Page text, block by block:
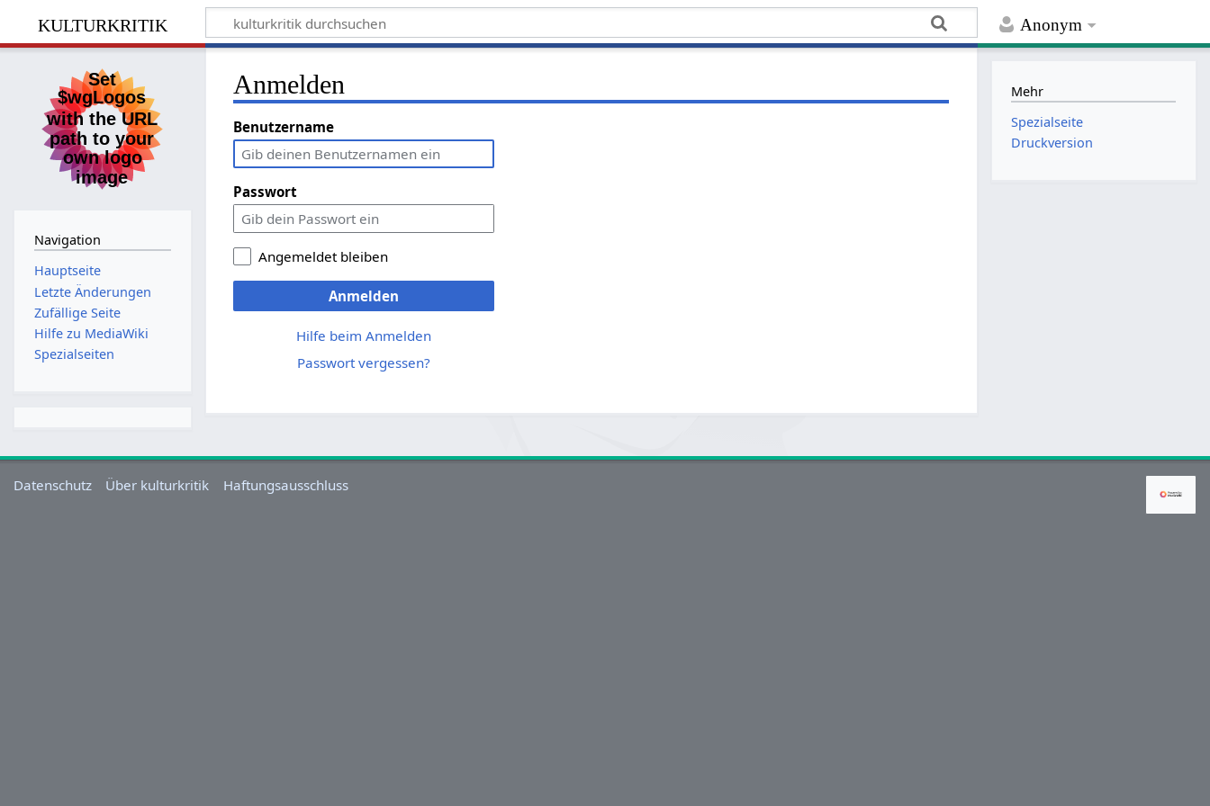
Anonym
kulturkritik
Anmelden
Benutzername
Passwort
Angemeldet bleiben
Anmelden
Hilfe beim Anmelden
Passwort vergessen?
Navigation
Hauptseite
Letzte Änderungen
Zufällige Seite
Hilfe zu MediaWiki
Spezialseiten
Mehr
Spezialseite
Druckversion
Datenschutz Über kulturkritik Haftungsausschluss